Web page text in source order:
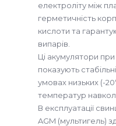
електроліту між
герметичність
кислоти та
випарів.
Ці акумулятори
показують
умовах низьких (-
температур
В експлуатації
AGM (мультигель)